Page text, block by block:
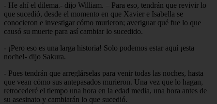
- He ahí el dilema.- dijo William. – Para eso, tendrán que revivir lo
que sucedió, desde el momento en que Xavier e Isabella se
conocieron e investigar cómo murieron; averiguar qué fue lo que
causó su muerte para así cambiar lo sucedido.
- ¡Pero eso es una larga historia! Solo podemos estar aquí ¡esta
noche!- dijo Sakura.
- Pues tendrán que arreglárselas para venir todas las noches, hasta
que vean cómo sus antepasados murieron. Una vez que lo hagan,
retrocederé el tiempo una hora en la edad media, una hora antes de
su asesinato y cambiarán lo que sucedió.